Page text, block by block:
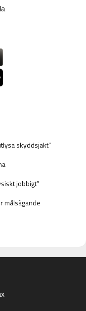
skyddsjakt”
jobbigt”
målsägande